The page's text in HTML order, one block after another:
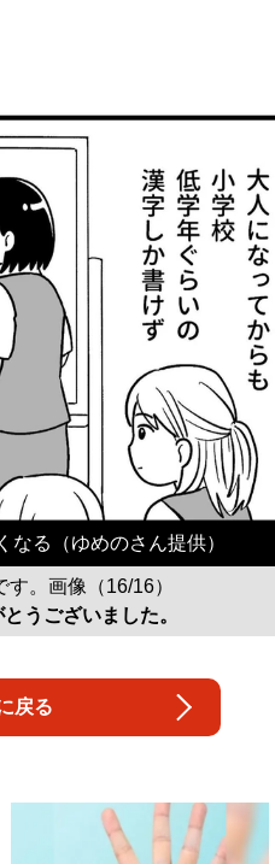
る（ゆめのさん提供）
。画像（16/16）
うございました。
戻る